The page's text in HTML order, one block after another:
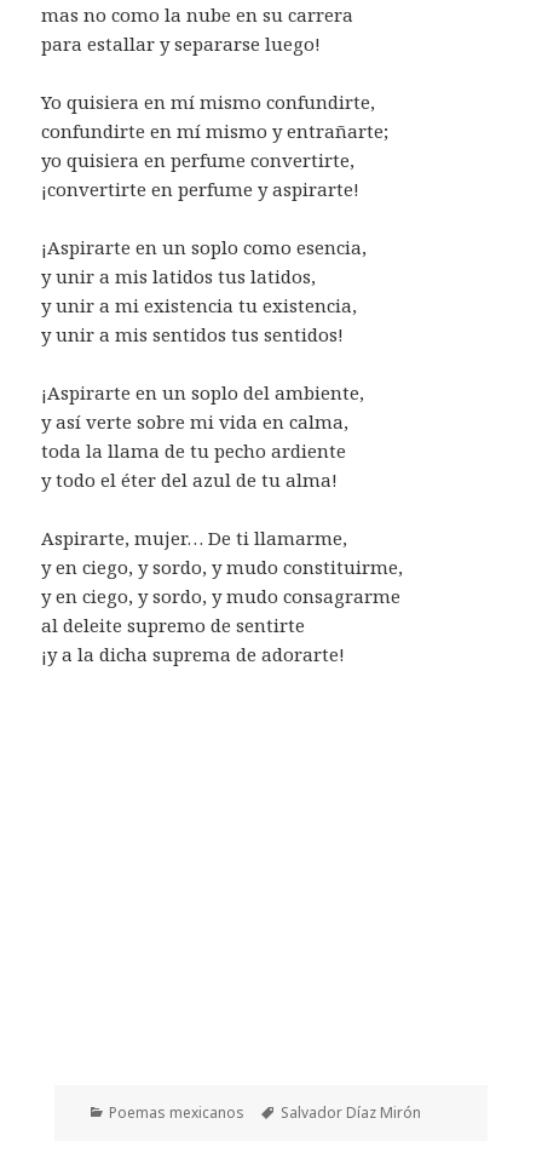
mas no como la nube en su carrera
para estallar y separarse luego!
Yo quisiera en mí mismo confundirte,
confundirte en mí mismo y entrañarte;
yo quisiera en perfume convertirte,
¡convertirte en perfume y aspirarte!
¡Aspirarte en un soplo como esencia,
y unir a mis latidos tus latidos,
y unir a mi existencia tu existencia,
y unir a mis sentidos tus sentidos!
¡Aspirarte en un soplo del ambiente,
y así verte sobre mi vida en calma,
toda la llama de tu pecho ardiente
y todo el éter del azul de tu alma!
Aspirarte, mujer… De ti llamarme,
y en ciego, y sordo, y mudo constituirme,
y en ciego, y sordo, y mudo consagrarme
al deleite supremo de sentirte
¡y a la dicha suprema de adorarte!
Categorías
Poemas mexicanos Etiquetas
Salvador Díaz Mirón